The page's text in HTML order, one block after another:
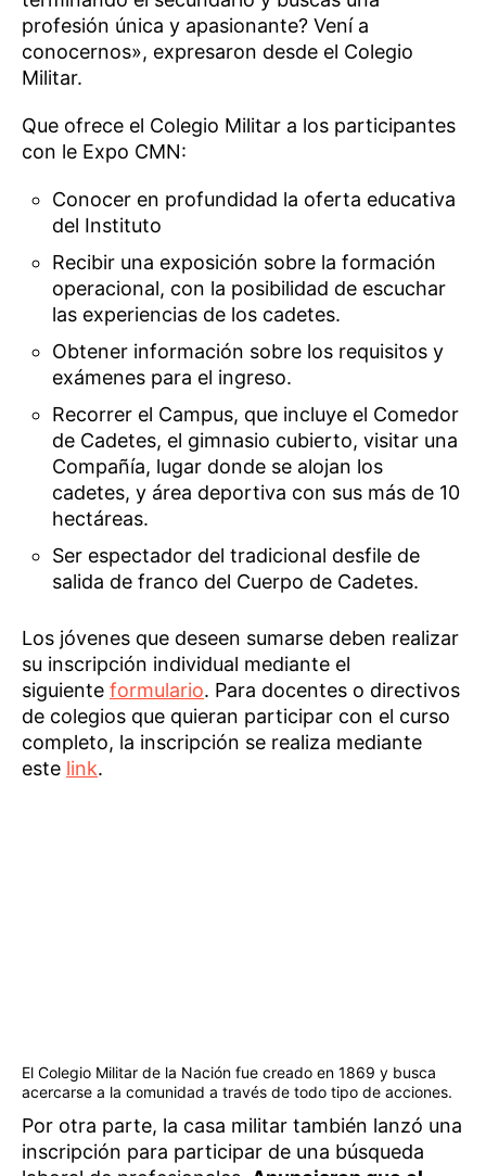
profesión única y apasionante? Vení a
conocernos», expresaron desde el Colegio
Militar.
Que ofrece el Colegio Militar a los participantes
con le Expo CMN:
Conocer en profundidad la oferta educativa
del Instituto
Recibir una exposición sobre la formación
operacional, con la posibilidad de escuchar
las experiencias de los cadetes.
Obtener información sobre los requisitos y
exámenes para el ingreso.
Recorrer el Campus, que incluye el Comedor
de Cadetes, el gimnasio cubierto, visitar una
Compañía, lugar donde se alojan los
cadetes, y área deportiva con sus más de 10
hectáreas.
Ser espectador del tradicional desfile de
salida de franco del Cuerpo de Cadetes.
Los jóvenes que deseen sumarse deben realizar
su inscripción individual mediante el
siguiente formulario. Para docentes o directivos
de colegios que quieran participar con el curso
completo, la inscripción se realiza mediante
este link.
El Colegio Militar de la Nación fue creado en 1869 y busca
acercarse a la comunidad a través de todo tipo de acciones.
Por otra parte, la casa militar también lanzó una
inscripción para participar de una búsqueda